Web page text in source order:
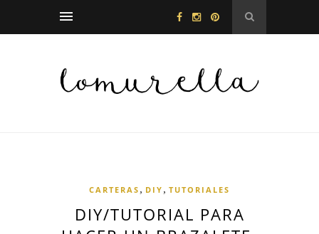
CARTERAS , DIY , TUTORIALES
DIY/TUTORIAL PARA